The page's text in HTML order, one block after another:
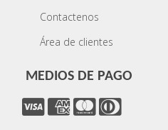
Contactenos
Área de clientes
MEDIOS DE PAGO